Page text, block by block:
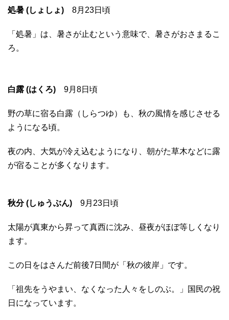
処暑 (しょしょ) 8月23日頃
「処暑」は、暑さが止むという意味で、暑さがおさまるこ
ろ。
白露 (はくろ) 9月8日頃
野の草に宿る白露（しらつゆ）も、秋の風情を感じさせる
ようになる頃。
夜の内、大気が冷え込むようになり、朝がた草木などに露
が宿ることが多くなります。
秋分 (しゅうぶん) 9月23日頃
太陽が真東から昇って真西に沈み、昼夜がほぼ等しくなり
ます。
この日をはさんだ前後7日間が「秋の彼岸」です。
「祖先をうやまい、なくなった人々をしのぶ。」国民の祝
日になっています。